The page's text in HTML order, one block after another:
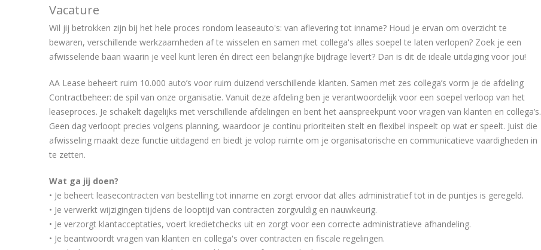
Vacature
Wil jij betrokken zijn bij het hele proces rondom leaseauto's: van aflevering tot inname? Houd je ervan om overzicht te
bewaren, verschillende werkzaamheden af te wisselen en samen met collega's alles soepel te laten verlopen? Zoek je een
afwisselende baan waarin je veel kunt leren én direct een belangrijke bijdrage levert? Dan is dit de ideale uitdaging voor jou!
AA Lease beheert ruim 10.000 auto’s voor ruim duizend verschillende klanten. Samen met zes collega’s vorm je de afdeling
Contractbeheer: de spil van onze organisatie. Vanuit deze afdeling ben je verantwoordelijk voor een soepel verloop van het
leaseproces. Je schakelt dagelijks met verschillende afdelingen en bent het aanspreekpunt voor vragen van klanten en collega’s.
Geen dag verloopt precies volgens planning, waardoor je continu prioriteiten stelt en flexibel inspeelt op wat er speelt. Juist die
afwisseling maakt deze functie uitdagend en biedt je volop ruimte om je organisatorische en communicatieve vaardigheden in
te zetten.
Wat ga jij doen?
• Je beheert leasecontracten van bestelling tot inname en zorgt ervoor dat alles administratief tot in de puntjes is geregeld.
• Je verwerkt wijzigingen tijdens de looptijd van contracten zorgvuldig en nauwkeurig.
• Je verzorgt klantacceptaties, voert kredietchecks uit en zorgt voor een correcte administratieve afhandeling.
• Je beantwoordt vragen van klanten en collega's over contracten en fiscale regelingen.